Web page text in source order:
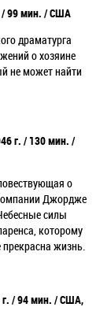
/ 99 мин. / США
драматурга
о хозяине
не может найти
г. / 130 мин. /
о
Джордже
силы
которому
жизнь.
/ 94 мин. / США,